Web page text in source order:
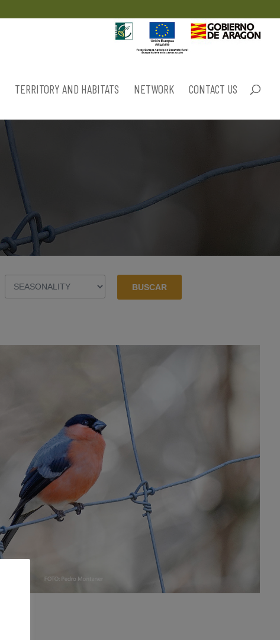
TERRITORY AND HABITATS NETWORK CONTACT US